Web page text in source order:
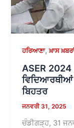
ਹਰਿਆਣਾ,ਖ਼ਾਸ
ASER
ਵਿਦਿਆਰਥੀਆਂ
ਬਿਹਤਰ
ਜਨਵਰੀ 31, 2025
ਚੰਡੀਗੜ੍ਹ, 31